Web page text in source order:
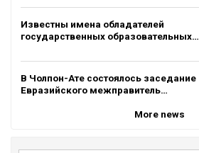
Известны имена обладателей
государственных образовательных…
В Чолпон-Ате состоялось заседание
Евразийского межправитель…
More news